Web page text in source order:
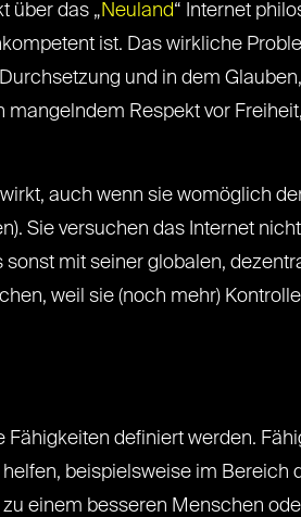
über das „Neuland“ Internet
ist. Das wirkliche
und in dem
Respekt vor
auch wenn sie womöglich
Sie versuchen das Internet
mit seiner globalen,
weil sie (noch mehr)
definiert werden.
beispielsweise im
einem besseren Menschen